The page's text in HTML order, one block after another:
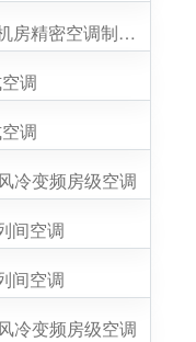
科华KHJA-B8AU风冷机房精密空调制冷量7.5KW单冷采用EC风机
调
调
冷变频房级空调
间空调
间空调
冷变频房级空调